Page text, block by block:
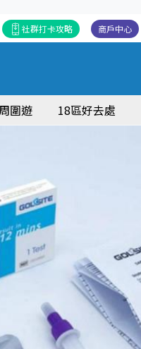
商戶中心
社群打卡攻略
圍遊 18區好去處